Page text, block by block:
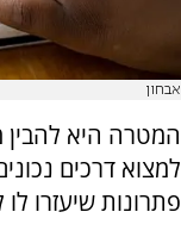
אבחון
המטרה היא להבין
למצוא דרכים
פתרונות שיעזרו